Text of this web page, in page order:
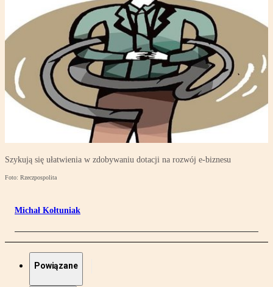
Szykują się ułatwienia w zdobywaniu dotacji na rozwój e-biznesu
Foto: Rzeczpospolita
Michał Kołtuniak
Powiązane